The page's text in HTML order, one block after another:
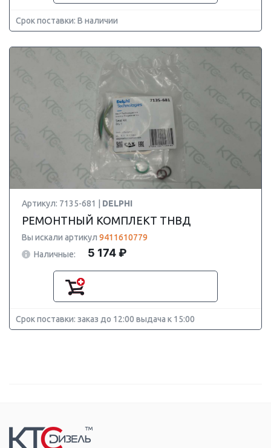
Срок поставки: В наличии
Артикул: 7135-681 | DELPHI
РЕМОНТНЫЙ КОМПЛЕКТ ТНВД
Вы искали артикул 9411610779
Наличные:
5 174 ₽
Срок поставки: заказ до 12:00 выдача к 15:00